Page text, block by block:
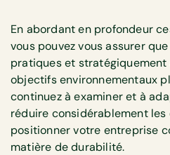
En abordant en profondeur
vous pouvez vous assurer
pratiques et stratégiquement
objectifs environnementaux
continuez à examiner et à
réduire considérablement les
positionner votre entreprise
matière de durabilité.